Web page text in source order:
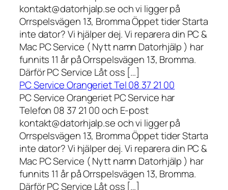
kontakt@datorhjalp.se och vi ligger på
Orrspelsvägen 13, Bromma Öppet tider Starta
inte dator? Vi hjälper dej. Vi reparera din PC &
Mac PC Service ( Nytt namn Datorhjälp ) har
funnits 11 år på Orrspelsvägen 13, Bromma.
Därför PC Service Låt oss […]
PC Service Orangeriet Tel 08 37 21 00
PC Service Orangeriet PC Service har
Telefon 08 37 21 00 och E-post
kontakt@datorhjalp.se och vi ligger på
Orrspelsvägen 13, Bromma Öppet tider Starta
inte dator? Vi hjälper dej. Vi reparera din PC &
Mac PC Service ( Nytt namn Datorhjälp ) har
funnits 11 år på Orrspelsvägen 13, Bromma.
Därför PC Service Låt oss […]